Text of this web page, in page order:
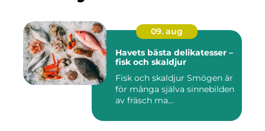
09. aug
Havets bästa delikatesser –
fisk och skaldjur
Fisk och skaldjur Smögen är
för många själva sinnebilden
av fräsch ma...